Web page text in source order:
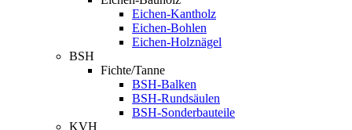
Eichen-Kantholz
Eichen-Bohlen
Eichen-Holznägel
BSH
Fichte/Tanne
BSH-Balken
BSH-Rundsäulen
BSH-Sonderbauteile
KVH